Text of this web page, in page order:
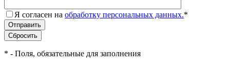
Я согласен на обработку персональных данных.*
* - Поля, обязательные для заполнения